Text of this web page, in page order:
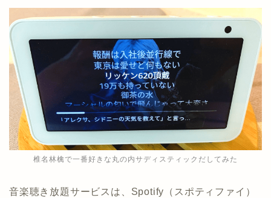
椎名林檎で一番好きな丸の内サディスティックだしてみた
音楽聴き放題サービスは、Spotify（スポティファイ）